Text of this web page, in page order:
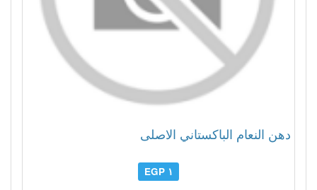
دهن النعام الباكستاني الاصلى
١ EGP